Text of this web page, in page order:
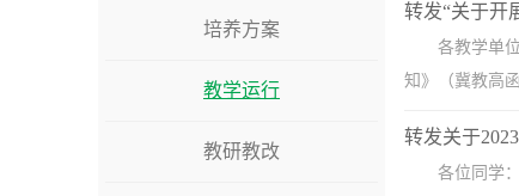
培养方案
教学运行
教研教改
转发“关于开
各教学单
知》（冀教高
转发关于
各位同学